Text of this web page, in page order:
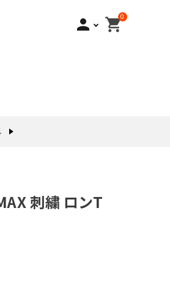
person 0
shopping_cart
刺繍 ロンT